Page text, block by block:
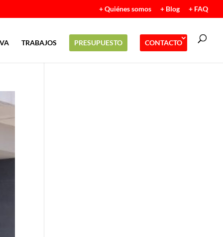
+ Quiénes somos + Blog + FAQ
TRABAJOS PRESUPUESTO CONTACTO